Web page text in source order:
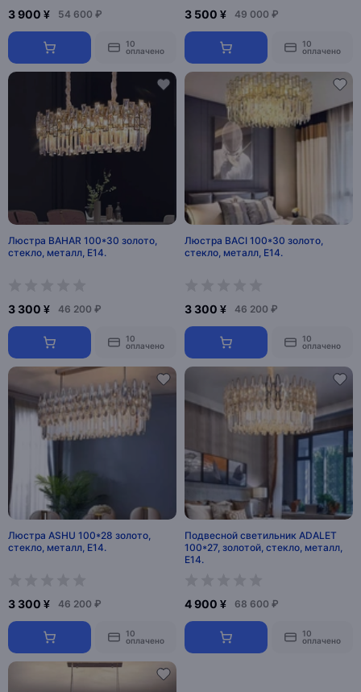
3 900 ¥ 54 600 ₽
10
оплачено
3 500 ¥ 49 000 ₽
10
оплачено
Люстра BAHAR 100*30 золото,
стекло, металл, Е14.
3 300 ¥ 46 200 ₽
10
оплачено
Люстра BACI 100*30 золото,
стекло, металл, Е14.
3 300 ¥ 46 200 ₽
10
оплачено
Люстра ASHU 100*28 золото,
стекло, металл, Е14.
3 300 ¥ 46 200 ₽
10
оплачено
Подвесной светильник ADALET
100*27, золотой, стекло, металл,
Е14.
4 900 ¥ 68 600 ₽
10
оплачено